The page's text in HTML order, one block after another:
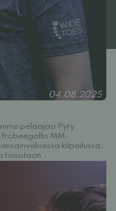
04.08.2025
pelaajaa Pyry
frisbeegolfin MM-
kilpailussa,
toisistaan.